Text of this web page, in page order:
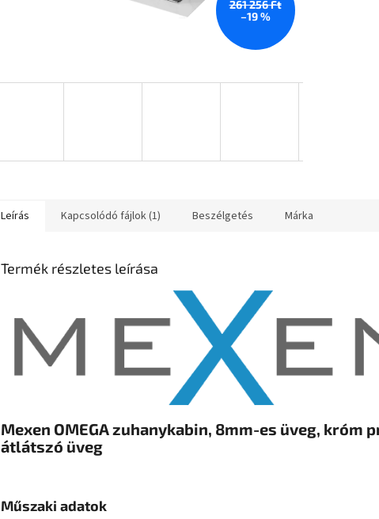
261 256 Ft
–19 %
Leírás Kapcsolódó fájlok (1) Beszélgetés Márka
Termék részletes leírása
Mexen OMEGA zuhanykabin, 8mm-es üveg, króm
átlátszó üveg
Műszaki adatok